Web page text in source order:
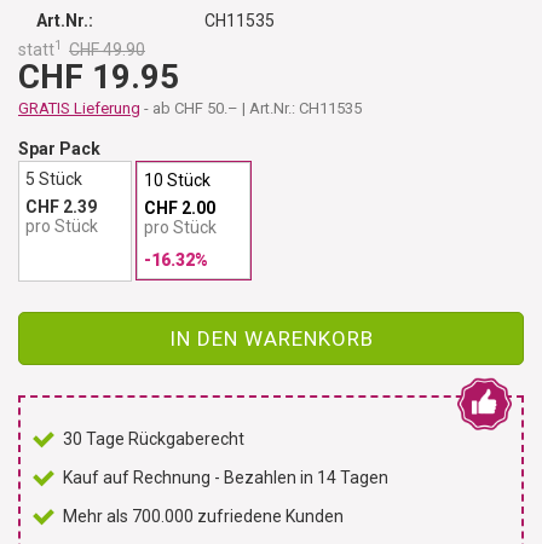
Art.Nr.:
CH11535
statt1 CHF 49.90
CHF 19.95
GRATIS Lieferung - ab CHF 50.– | Art.Nr.: CH11535
Spar Pack
5 Stück
CHF 2.39
pro Stück
10 Stück
CHF 2.00
pro Stück
-16.32%
IN DEN WARENKORB
30 Tage Rückgaberecht
Kauf auf Rechnung - Bezahlen in 14 Tagen
Mehr als 700.000 zufriedene Kunden